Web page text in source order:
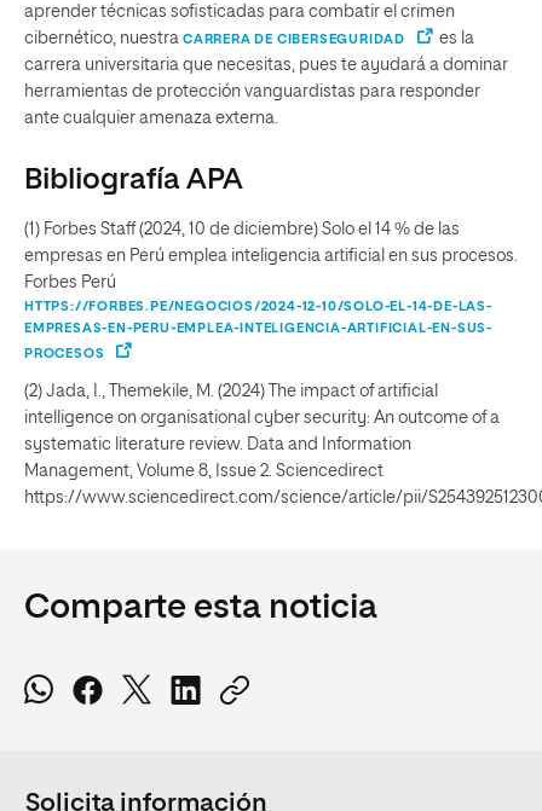
aprender técnicas sofisticadas para combatir el crimen
cibernético, nuestra CARRERA DE CIBERSEGURIDAD
es la
carrera universitaria que necesitas, pues te ayudará a dominar
herramientas de protección vanguardistas para responder
ante cualquier amenaza externa.
Bibliografía APA
(1) Forbes Staff (2024, 10 de diciembre) Solo el 14 % de las
empresas en Perú emplea inteligencia artificial en sus procesos.
Forbes Perú
HTTPS://FORBES.PE/NEGOCIOS/2024-12-10/SOLO-EL-14-DE-LAS-
EMPRESAS-EN-PERU-EMPLEA-INTELIGENCIA-ARTIFICIAL-EN-SUS-
PROCESOS
(2) Jada, I., Themekile, M. (2024) The impact of artificial
intelligence on organisational cyber security: An outcome of a
systematic literature review. Data and Information
Management, Volume 8, Issue 2. Sciencedirect
https://www.sciencedirect.com/science/article/pii/
Comparte esta noticia
Solicita información